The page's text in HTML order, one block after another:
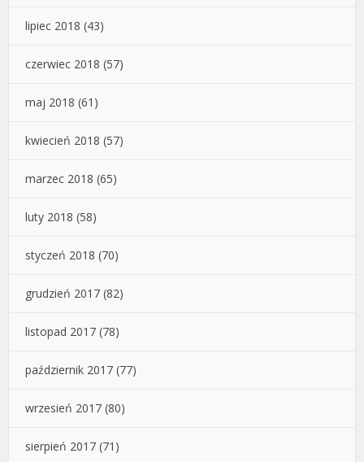
lipiec 2018 (43)
czerwiec 2018 (57)
maj 2018 (61)
kwiecień 2018 (57)
marzec 2018 (65)
luty 2018 (58)
styczeń 2018 (70)
grudzień 2017 (82)
listopad 2017 (78)
październik 2017 (77)
wrzesień 2017 (80)
sierpień 2017 (71)